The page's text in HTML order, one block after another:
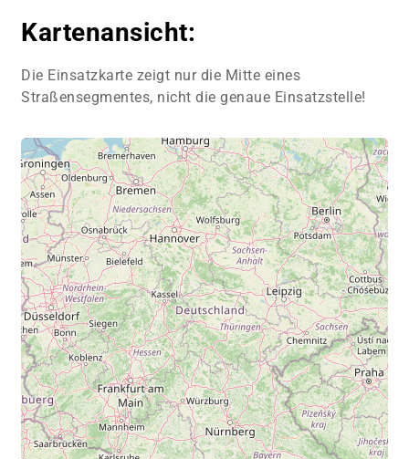
Kartenansicht:
Die Einsatzkarte zeigt nur die Mitte eines
Straßensegmentes, nicht die genaue Einsatzstelle!